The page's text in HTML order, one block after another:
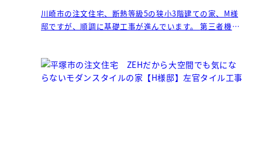
川崎市の注文住宅、断熱等級5の狭小3階建ての家、M様
邸ですが、順調に基礎工事が進んでいます。 第三者機関